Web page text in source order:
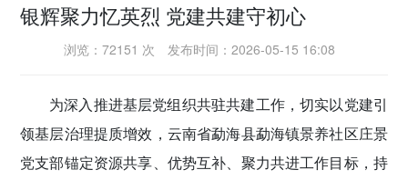
传播党建理论
密切党群关系
传递党的声音
银辉聚力忆英烈 党建共建守初心
浏览：72151 次 发布时间：2026-05-15 16:08
为深入推进基层党组织共驻共建工作，切实以党建引
领基层治理提质增效，云南省勐海县勐海镇景养社区庄景
党支部锚定资源共享、优势互补、聚力共进工作目标，持